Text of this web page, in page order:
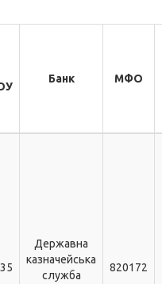
Банк МФО
Державна
казначейська
служба
820172